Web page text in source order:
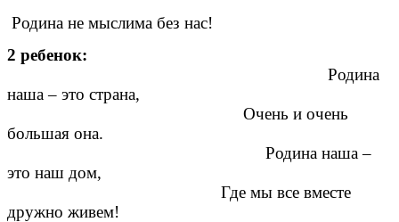
Родина не мыслима без нас!
2 ребенок:
Родина
наша – это страна,
Очень и очень
большая она.
Родина наша –
это наш дом,
Где мы все вместе
дружно живем!